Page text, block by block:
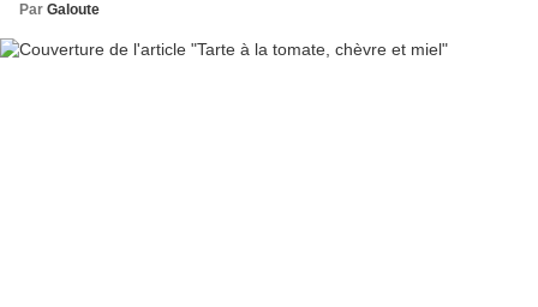
Par Galoute